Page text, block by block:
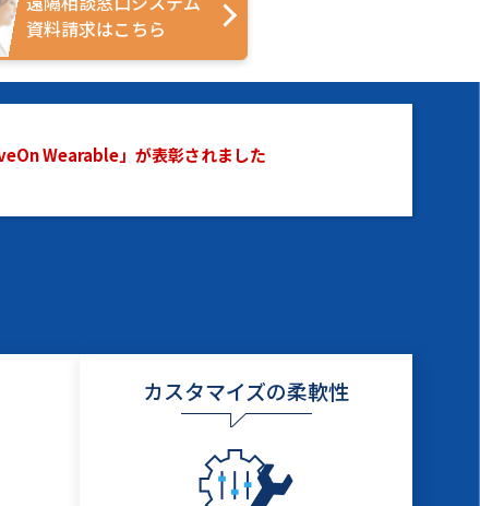
資料請求はこちら
Wearable」が表彰されました
カスタマイズの柔軟性